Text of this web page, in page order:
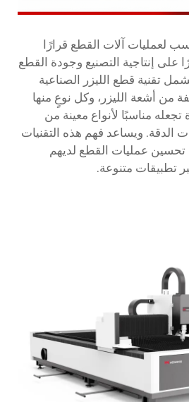
لعمليات آلات القطع قرارًا
على إنتاجية التصنيع وجودة القطع
تقنية قطع الليزر الصناعية
من أشعة الليزر، وكل نوعٍ منها
مناسبًا لأنواع معينة من
الدقة. ويساعد فهم هذه التقنيات
تحسين عمليات القطع لديهم
تطبيقات متنوعة.